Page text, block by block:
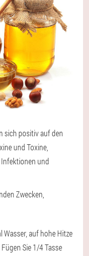
sich positiv auf den
und Toxine,
und
Zwecken,
auf hohe Hitze
Sie 1/4 Tasse